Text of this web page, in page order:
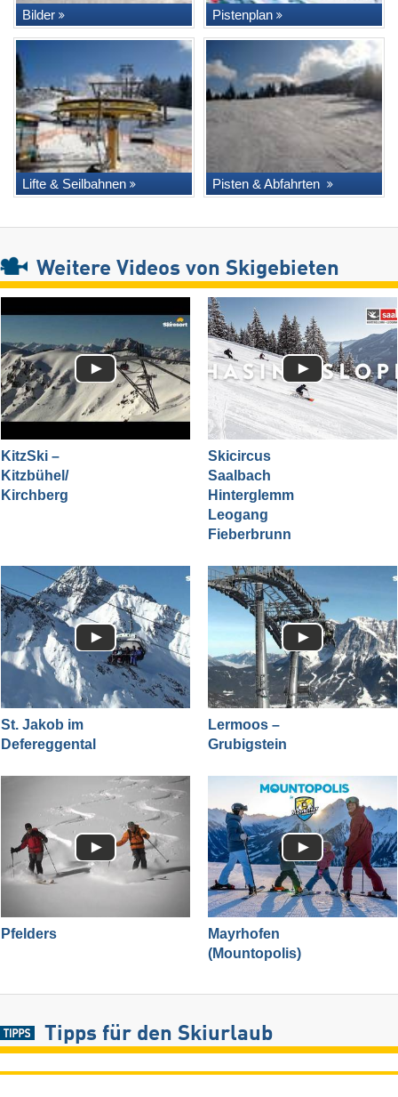
Bilder Pistenplan
Lifte & Seilbahnen Pisten & Abfahrten
Weitere Videos von Skigebieten
KitzSki –
Kitzbühel/​
Kirchberg
Skicircus
Saalbach
Hinterglemm
Leogang
Fieberbrunn
St. Jakob im
Defereggental
Lermoos –
Grubigstein
Pfelders
Mayrhofen
(Mountopolis)
Tipps für den Skiurlaub